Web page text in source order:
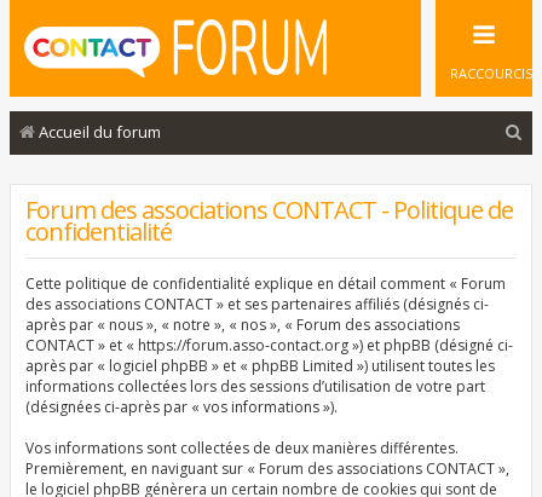
RACCOURCIS
Accueil du forum
Forum des associations CONTACT - Politique de
confidentialité
Cette politique de confidentialité explique en détail comment « Forum
des associations CONTACT » et ses partenaires affiliés (désignés ci-
après par « nous », « notre », « nos », « Forum des associations
CONTACT » et « https://forum.asso-contact.org ») et phpBB (désigné ci-
après par « logiciel phpBB » et « phpBB Limited ») utilisent toutes les
informations collectées lors des sessions d’utilisation de votre part
(désignées ci-après par « vos informations »).
Vos informations sont collectées de deux manières différentes.
Premièrement, en naviguant sur « Forum des associations CONTACT »,
le logiciel phpBB génèrera un certain nombre de cookies qui sont de